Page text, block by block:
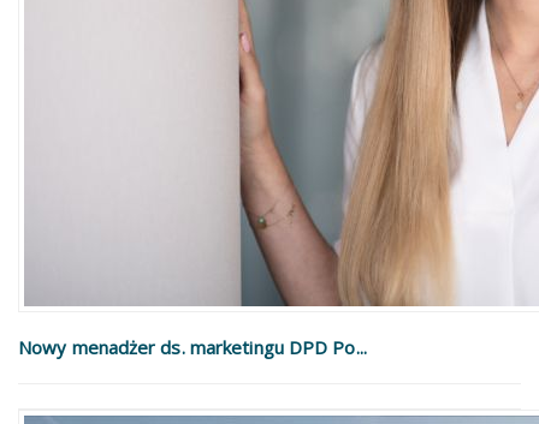
Nowy menadżer ds. marketingu DPD Po...